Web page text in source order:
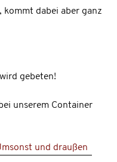
kommt dabei aber ganz
gebeten!
unserem Container
und draußen